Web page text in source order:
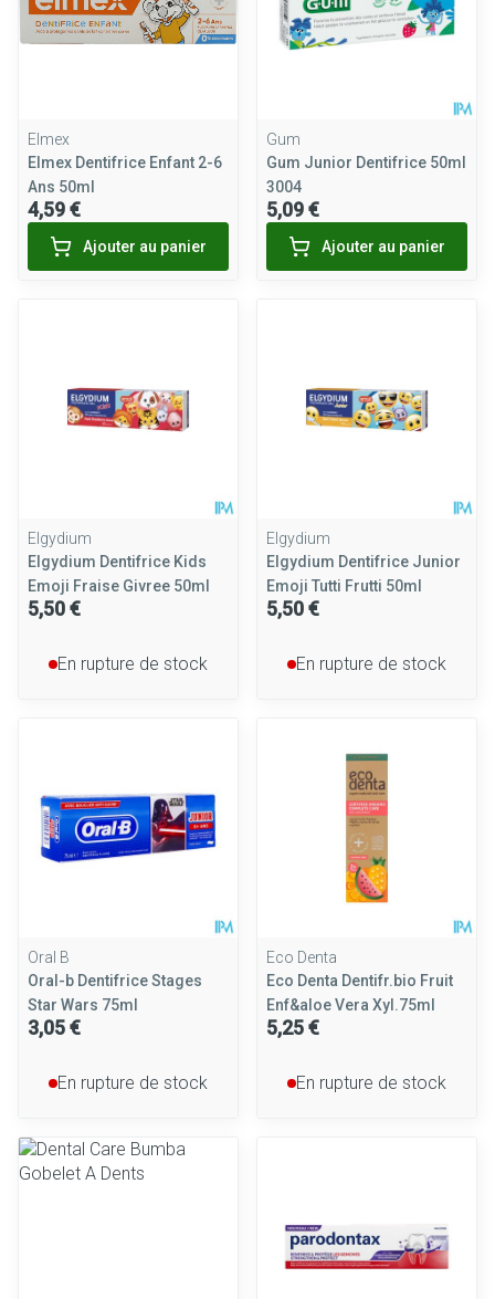
Elmex
Elmex Dentifrice Enfant 2-6
Ans 50ml
4,59 €
Ajouter au panier
Gum
Gum Junior Dentifrice 50ml
3004
5,09 €
Ajouter au panier
Elgydium
Elgydium Dentifrice Kids
Emoji Fraise Givree 50ml
5,50 €
En rupture de stock
Elgydium
Elgydium Dentifrice Junior
Emoji Tutti Frutti 50ml
5,50 €
En rupture de stock
Oral B
Oral-b Dentifrice Stages
Star Wars 75ml
3,05 €
En rupture de stock
Eco Denta
Eco Denta Dentifr.bio Fruit
Enf&aloe Vera Xyl.75ml
5,25 €
En rupture de stock